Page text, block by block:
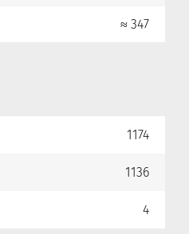
≈ 347
1174
1136
4